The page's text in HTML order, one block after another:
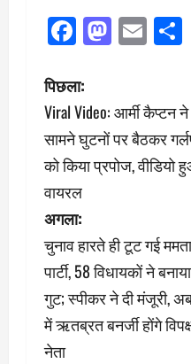
Facebook
पो
स्ट
ने
वि
गे
श
न
पिछला:
Viral Video: आर्मी कैप्टन
सामने घुटनों पर बैठकर
को किया प्रपोज, वीडियो
वायरल
अगला:
चुनाव हारते ही टूट गई
पार्टी, 58 विधायकों ने
गुट; स्पीकर ने दी मंजूरी,
में ऋतब्रत बनर्जी होंगे
नेता